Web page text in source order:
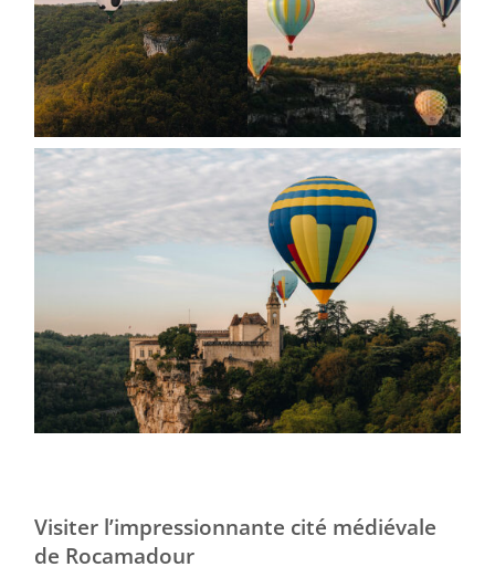
Visiter l’impressionnante cité médiévale
de Rocamadour